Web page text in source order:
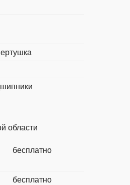
области
бесплатно
бесплатно